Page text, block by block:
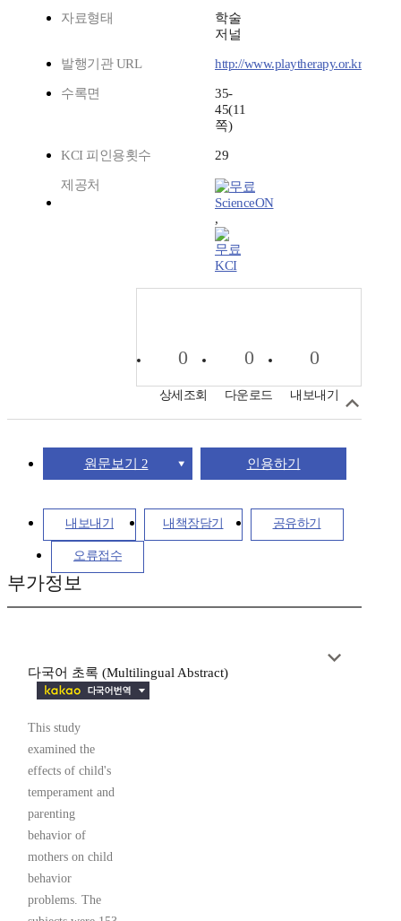
자료형태
학술
저널
발행기관 URL http://www.playtherapy.or.kr
수록면
35-
45(11
쪽)
KCI 피인용횟수 29
제공처
ScienceON
,
KCI
0
상세조회
0
다운로드
0
내보내기
원문보기 2 인용하기
내보내기 내책장담기 공유하기
오류접수
부가정보
다국어 초록 (Multilingual Abstract)
This study
examined the
effects of child's
temperament and
parenting
behavior of
mothers on child
behavior
problems. The